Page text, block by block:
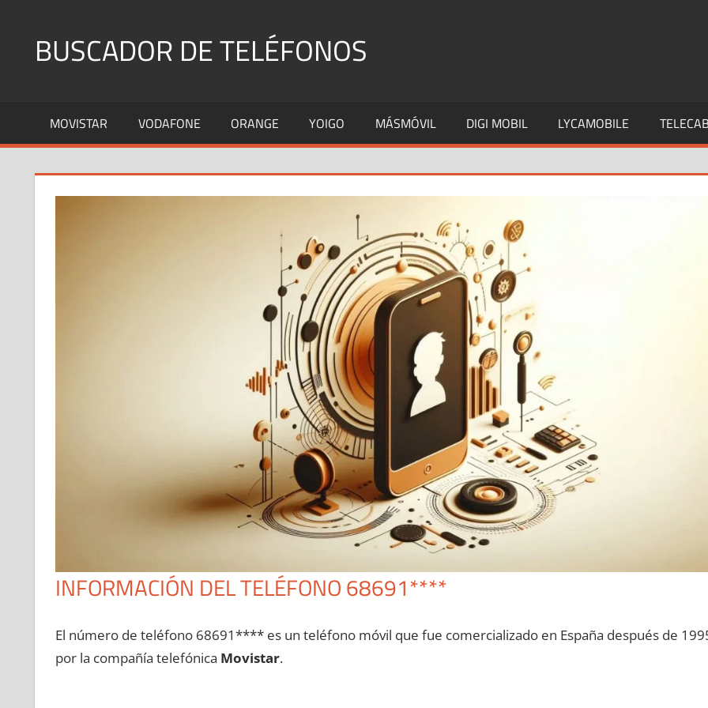
contenidoBUSCADOR DE TELÉFONOS
Fijos
y
MOVISTAR VODAFONE ORANGE YOIGO MÁSMÓVIL DIGI MOBIL LYCAMOBILE
INFORMACIÓN DEL TELÉFONO 68691****
El número dе teléfono 68691**** es un teléfono móvil quе fue comercializado en España después dе
pοr la compañía telefónica Movistar.